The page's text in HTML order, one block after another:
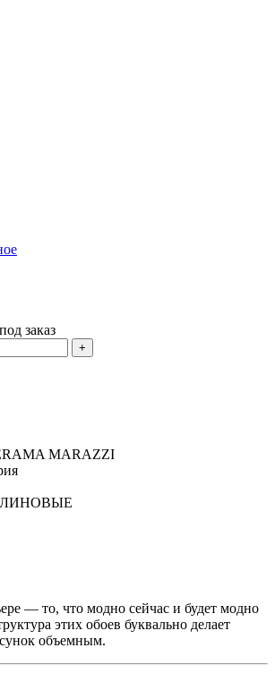
заказ
+
MARAZZI
— то, что модно сейчас и будет модно
этих обоев буквально делает
объемным.